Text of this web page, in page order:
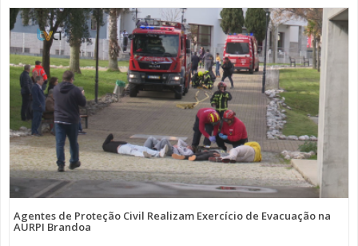
Agentes de Proteção Civil Realizam Exercício de Evacuação na
AURPI Brandoa